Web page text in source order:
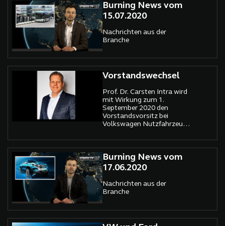
Burning News vom
15.07.2020
Nachrichten aus der
Branche
Vorstandswechsel
Prof. Dr. Carsten Intra wird
mit Wirkung zum 1.
September 2020 den
Vorstandsvorsitz bei
Volkswagen Nutzfahrzeuge
Burning News vom
17.06.2020
Nachrichten aus der
Branche